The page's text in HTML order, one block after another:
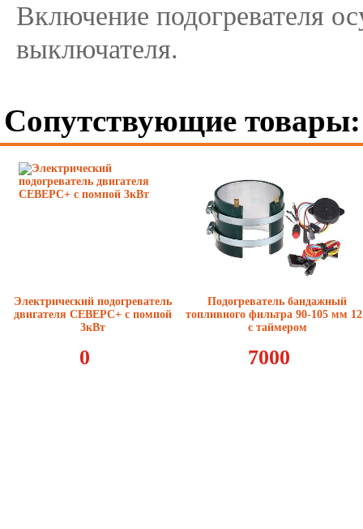
Включение подогревателя
выключателя.
Сопутствующие товары:
Электрический подогреватель
двигателя СЕВЕРС+ с помпой
3кВт
0
Подогреватель бандажный
топливного фильтра 90-105 мм
с таймером
7000